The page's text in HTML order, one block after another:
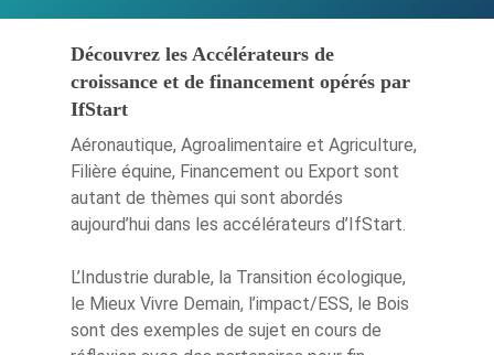
Découvrez les Accélérateurs de
croissance et de financement opérés par
IfStart
Aéronautique, Agroalimentaire et Agriculture,
Filière équine, Financement ou Export sont
autant de thèmes qui sont abordés
aujourd’hui dans les accélérateurs d’IfStart.
L’Industrie durable, la Transition écologique,
le Mieux Vivre Demain, l’impact/ESS, le Bois
sont des exemples de sujet en cours de